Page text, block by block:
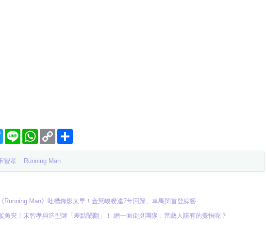
TwitterLine WhatsApp
Copy
Link
分
智孝 Running Man
Running Man》吐槽錄影太早！金慧峻睽違7年回歸、車禹閔首登綜藝
魚夾！宋智孝與造型師「差點鬧翻」！ 網一面倒挺團隊：當藝人該有的覺悟呢？